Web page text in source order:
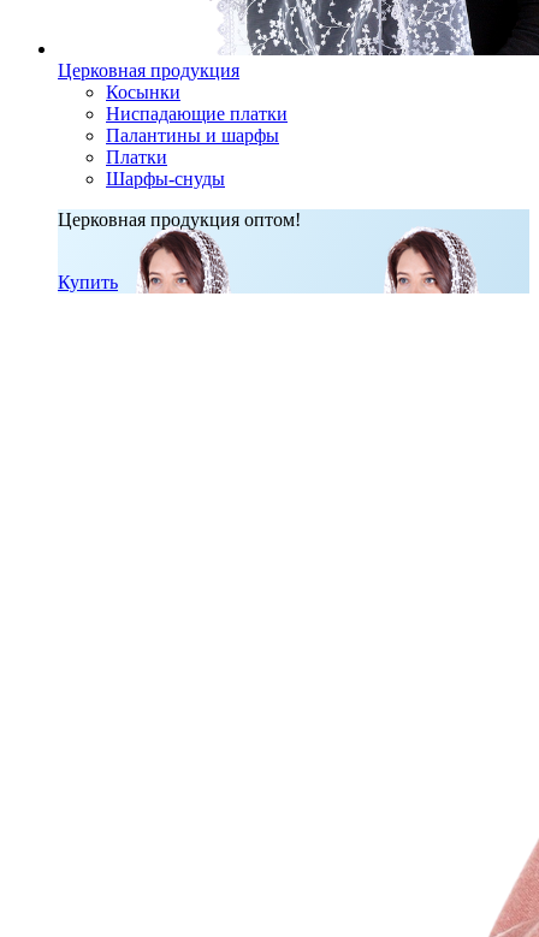
Церковная продукция
Косынки
Ниспадающие платки
Палантины и шарфы
Платки
Шарфы-снуды
Церковная продукция оптом!
Купить